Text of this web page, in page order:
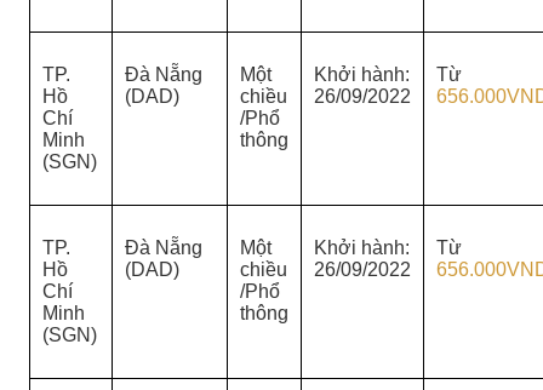
TP.
Hồ
Chí
Minh
(SGN)
Đà Nẵng
(DAD)
Một
chiều
/Phổ
thông
Khởi hành:
26/09/2022
Từ
TP.
Hồ
Chí
Minh
(SGN)
Đà Nẵng
(DAD)
Một
chiều
/Phổ
thông
Khởi hành:
26/09/2022
Từ